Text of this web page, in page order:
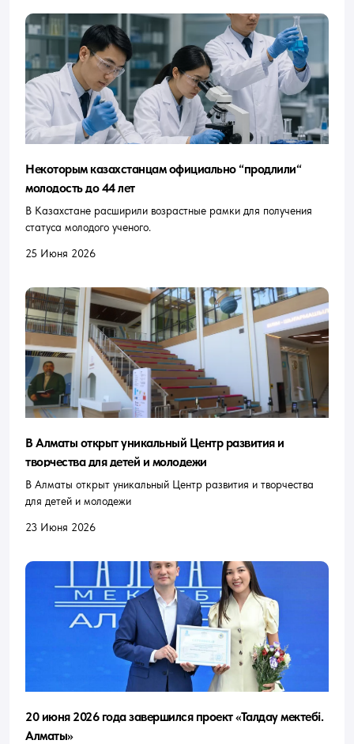
Некоторым казахстанцам официально “продлили“
молодость до 44 лет
В Казахстане расширили возрастные рамки для получения
статуса молодого ученого.
25 Июня 2026
В Алматы открыт уникальный Центр развития и
творчества для детей и молодежи
В Алматы открыт уникальный Центр развития и творчества
для детей и молодежи
23 Июня 2026
20 июня 2026 года завершился проект «Талдау мектебі.
Алматы»